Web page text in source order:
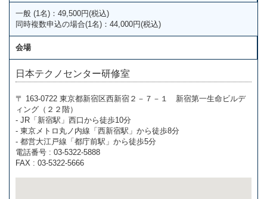
一般 (1名)：49,500円(税込)
同時複数申込の場合(1名)：44,000円(税込)
会場
日本テクノセンター研修室
〒 163-0722 東京都新宿区西新宿２－７－１ 新宿第一生命ビルデ
ィング（２２階）
- JR「新宿駅」西口から徒歩10分
- 東京メトロ丸ノ内線「西新宿駅」から徒歩8分
- 都営大江戸線「都庁前駅」から徒歩5分
電話番号 : 03-5322-5888
FAX : 03-5322-5666